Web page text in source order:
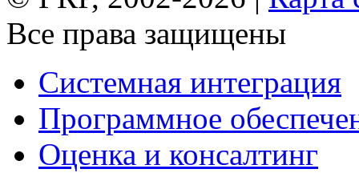
Все права защищены
Системная интеграция
Программное
Оценка и консалтинг